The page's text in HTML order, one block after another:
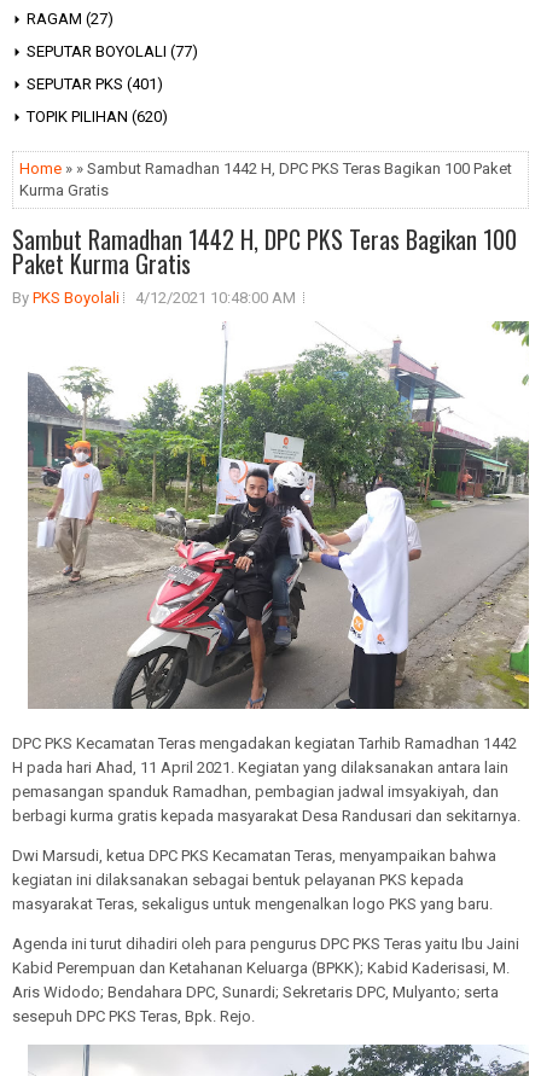
RAGAM (27)
SEPUTAR BOYOLALI (77)
SEPUTAR PKS (401)
TOPIK PILIHAN (620)
Home » » Sambut Ramadhan 1442 H, DPC PKS Teras Bagikan 100 Paket
Kurma Gratis
Sambut Ramadhan 1442 H, DPC PKS Teras Bagikan 100
Paket Kurma Gratis
By PKS Boyolali 4/12/2021 10:48:00 AM
DPC PKS Kecamatan Teras mengadakan kegiatan Tarhib Ramadhan 1442
H pada hari Ahad, 11 April 2021. Kegiatan yang dilaksanakan antara lain
pemasangan spanduk Ramadhan, pembagian jadwal imsyakiyah, dan
berbagi kurma gratis kepada masyarakat Desa Randusari dan sekitarnya.
Dwi Marsudi, ketua DPC PKS Kecamatan Teras, menyampaikan bahwa
kegiatan ini dilaksanakan sebagai bentuk pelayanan PKS kepada
masyarakat Teras, sekaligus untuk mengenalkan logo PKS yang baru.
Agenda ini turut dihadiri oleh para pengurus DPC PKS Teras yaitu Ibu Jaini
Kabid Perempuan dan Ketahanan Keluarga (BPKK); Kabid Kaderisasi, M.
Aris Widodo; Bendahara DPC, Sunardi; Sekretaris DPC, Mulyanto; serta
sesepuh DPC PKS Teras, Bpk. Rejo.